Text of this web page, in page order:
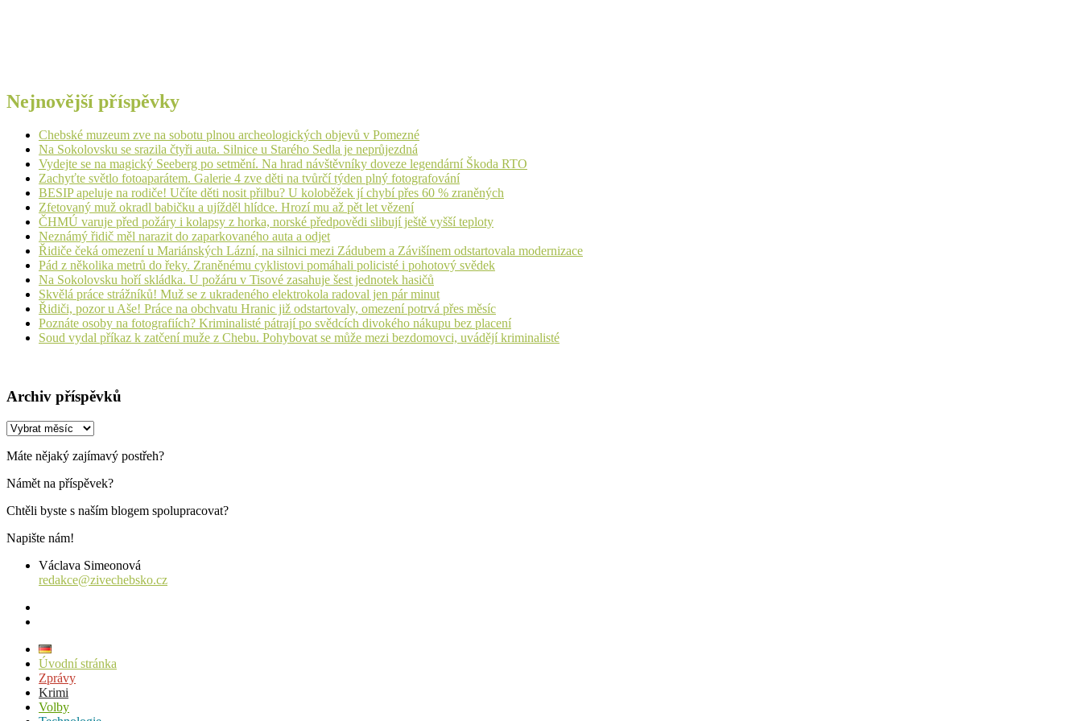
Nejnovější příspěvky
Chebské muzeum zve na sobotu plnou archeologických objevů v Pomezné
Na Sokolovsku se srazila čtyři auta. Silnice u Starého Sedla je neprůjezdná
Vydejte se na magický Seeberg po setmění. Na hrad návštěvníky doveze legendární Škoda RTO
Zachyťte světlo fotoaparátem. Galerie 4 zve děti na tvůrčí týden plný fotografování
BESIP apeluje na rodiče! Učíte děti nosit přilbu? U koloběžek jí chybí přes 60 % zraněných
Zfetovaný muž okradl babičku a ujížděl hlídce. Hrozí mu až pět let vězení
ČHMÚ varuje před požáry i kolapsy z horka, norské předpovědi slibují ještě vyšší teploty
Neznámý řidič měl narazit do zaparkovaného auta a odjet
Řidiče čeká omezení u Mariánských Lázní, na silnici mezi Zádubem a Závišínem odstartovala modernizace
Pád z několika metrů do řeky. Zraněnému cyklistovi pomáhali policisté i pohotový svědek
Na Sokolovsku hoří skládka. U požáru v Tisové zasahuje šest jednotek hasičů
Skvělá práce strážníků! Muž se z ukradeného elektrokola radoval jen pár minut
Řidiči, pozor u Aše! Práce na obchvatu Hranic již odstartovaly, omezení potrvá přes měsíc
Poznáte osoby na fotografiích? Kriminalisté pátrají po svědcích divokého nákupu bez placení
Soud vydal příkaz k zatčení muže z Chebu. Pohybovat se může mezi bezdomovci, uvádějí kriminalisté
Archiv příspěvků
Archiv
Máte nějaký zajímavý postřeh?
Námět na příspěvek?
Chtěli byste s naším blogem spolupracovat?
Napište nám!
Václava Simeonová
redakce@zivechebsko.cz
Úvodní stránka
Zprávy
Krimi
Volby